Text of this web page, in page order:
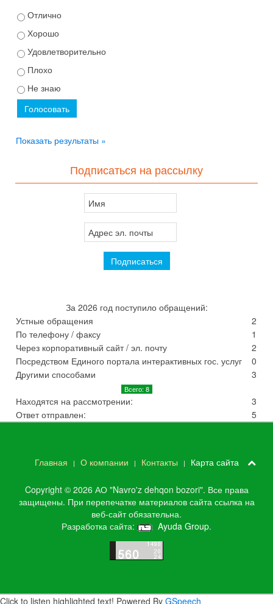
Отлично
Хорошо
Удовлетворительно
Плохо
Не знаю
Показать результаты »
Подписаться на рассылку
За 2026 год поступило обращений:
Устные обращения
2
По телефону / факсу
1
Через корпоративный сайт / эл. почту
2
Посредством Единого портала интерактивных гос. услуг
0
Другими способами
3
Всего: 8
Находятся на рассмотрении:
3
Ответ отправлен:
5
Главная О компании Контакты Карта сайта
Copyright © 2026 АО "Navro'z dehqon bozori". Все права
защищены. При перепечатке материалов сайта ссылка на
веб-сайт обязательна.
Разработка сайта:
Ayuda Group.
Click to listen highlighted text! Powered By GSpeech